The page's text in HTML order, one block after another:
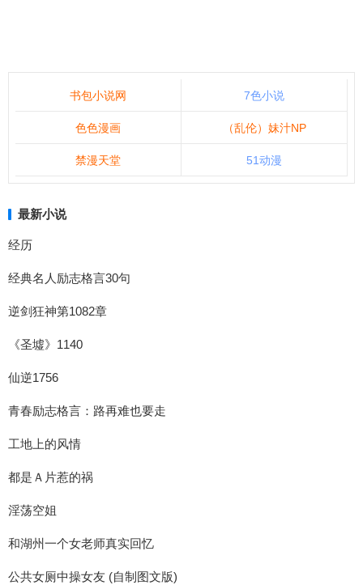
书包小说网 7色小说
色色漫画 （乱伦）妹汁NP
禁漫天堂 51动漫
最新小说
经历
经典名人励志格言30句
逆剑狂神第1082章
《圣墟》1140
仙逆1756
青春励志格言：路再难也要走
工地上的风情
都是Ａ片惹的祸
淫荡空姐
和湖州一个女老师真实回忆
公共女厕中操女友 (自制图文版)